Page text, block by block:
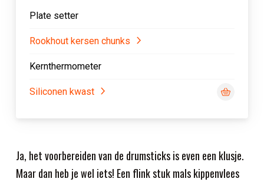
Ja, het voorbereiden van de drumsticks is even een klusje.
Maar dan heb je wel iets! Een flink stuk mals kippenvlees
Plate setter
Rookhout kersen chunks
Kernthermometer
Siliconen kwast